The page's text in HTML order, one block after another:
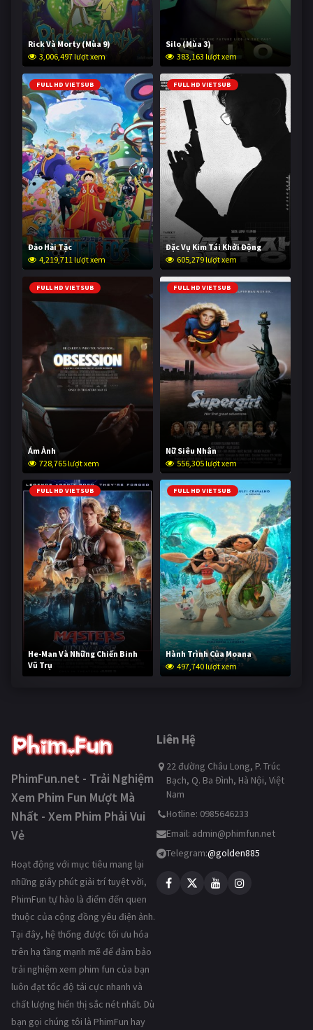
Rick Và Morty (Mùa 9)
3,006,497 lượt xem
Silo (Mùa 3)
383,163 lượt xem
FULL HD VIETSUB
Đảo Hải Tặc
4,219,711 lượt xem
FULL HD VIETSUB
Đặc Vụ Kim Tái Khởi Động
605,279 lượt xem
FULL HD VIETSUB
Ám Ảnh
728,765 lượt xem
FULL HD VIETSUB
Nữ Siêu Nhân
556,305 lượt xem
FULL HD VIETSUB
He-Man Và Những Chiến Binh
Vũ Trụ
247,115 lượt xem
FULL HD VIETSUB
Hành Trình Của Moana
497,740 lượt xem
PhimFun.net - Trải Nghiệm
Xem Phim Fun Mượt Mà
Nhất - Xem Phim Phải Vui
Vẻ
Hoạt động với mục tiêu mang lại
những giây phút giải trí tuyệt vời,
PhimFun tự hào là điểm đến quen
thuộc của cộng đồng yêu điện ảnh.
Tại đây, hệ thống được tối ưu hóa
trên hạ tầng mạnh mẽ để đảm bảo
trải nghiệm xem phim fun của bạn
luôn đạt tốc độ tải cực nhanh và
chất lượng hiển thị sắc nét nhất. Dù
bạn gọi chúng tôi là PhimFun hay
Liên Hệ
22 đường Châu Long, P. Trúc
Bạch, Q. Ba Đình, Hà Nội, Việt
Nam
Hotline: 0985646233
Email: admin@phimfun.net
Telegram:@golden885